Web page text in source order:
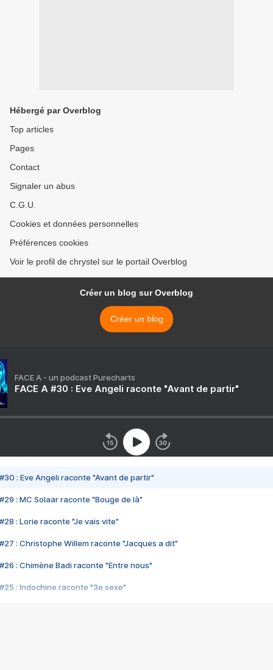
Hébergé par Overblog
Top articles
Pages
Contact
Signaler un abus
C.G.U.
Cookies et données personnelles
Préférences cookies
Voir le profil de chrystel sur le portail Overblog
Créer un blog sur Overblog
Créer un blog
FACE A - un podcast Purecharts
FACE A #30 : Eve Angeli raconte "Avant de partir"
#30 : Eve Angeli raconte "Avant de partir"
#29 : MC Solaar raconte "Bouge de là"
#28 : Lorie raconte "Je vais vite"
#27 : Christophe Willem raconte "Jacques a dit"
#26 : Chimène Badi raconte "Entre nous"
#25 : Indochine raconte "3e sexe"